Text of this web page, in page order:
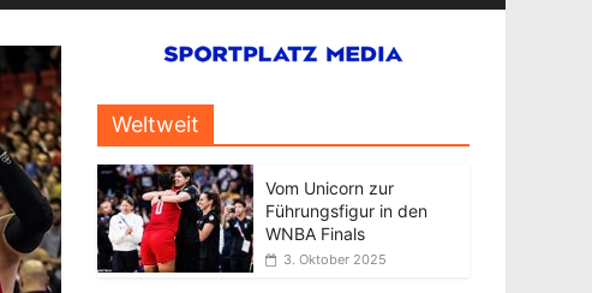
Weltweit
Vom Unicorn zur
Führungsfigur in den
WNBA Finals
3. Oktober 2025